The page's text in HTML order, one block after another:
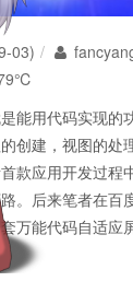
03)
能用代码实现的
创建，视图的处
款应用开发过程
。后来笔者在百
万能代码自适应